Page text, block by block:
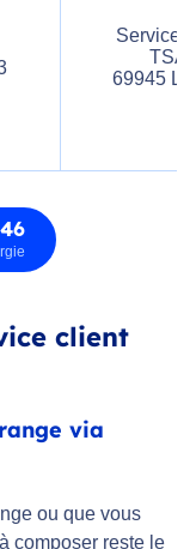
Service
TSA
69945
client
via
ou que vous
composer reste le